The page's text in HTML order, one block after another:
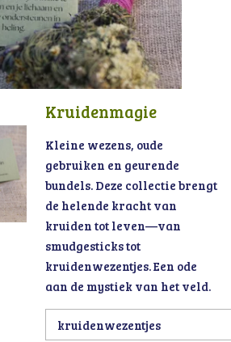
Kruidenmagie
Kleine wezens, oude
gebruiken en geurende
bundels. Deze collectie brengt
de helende kracht van
kruiden tot leven—van
smudgesticks tot
kruidenwezentjes. Een ode
aan de mystiek van het veld.